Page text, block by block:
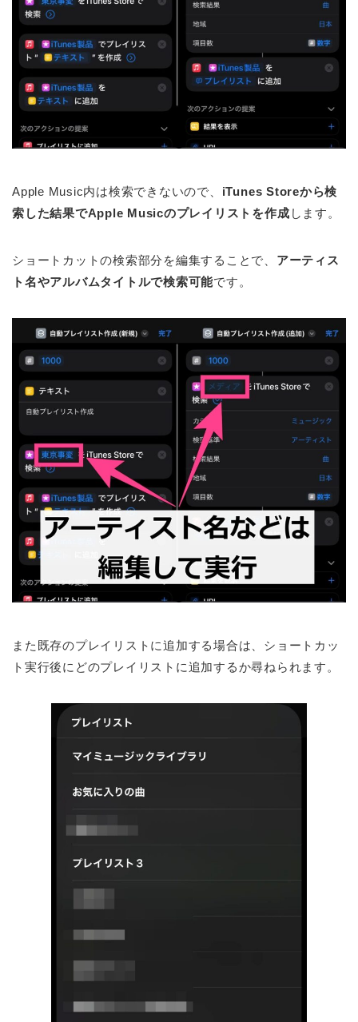
Apple Music内は検索できないので、 iTunes Storeから検
索した結果でApple Musicのプレイリストを作成 します。
ショートカットの検索部分を編集することで、 アーティス
ト名やアルバムタイトルで検索可能です。
また既存のプレイリストに追加する場合は、ショートカッ
ト実行後にどのプレイリストに追加するか尋ねられます。